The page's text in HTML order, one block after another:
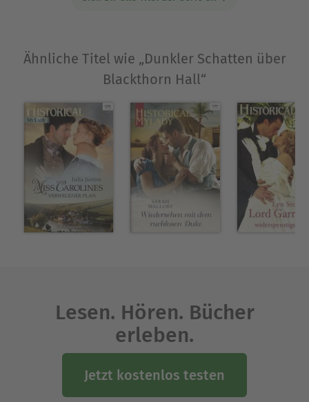
Ähnliche Titel wie „Dunkler Schatten über
Blackthorn Hall“
Lesen. Hören. Bücher
erleben.
Jetzt kostenlos testen